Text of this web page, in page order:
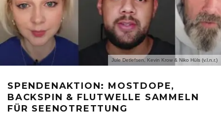
Jule Detlefsen, Kevin Krow & Niko Hüls (v.l.n.r.)
SPENDENAKTION: MOSTDOPE,
BACKSPIN & FLUTWELLE SAMMELN
FÜR SEENOTRETTUNG